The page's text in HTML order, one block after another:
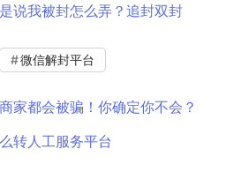
说我被封怎么弄？追封双封
微信解封平台
家都会被骗！你确定你不会？
转人工服务平台